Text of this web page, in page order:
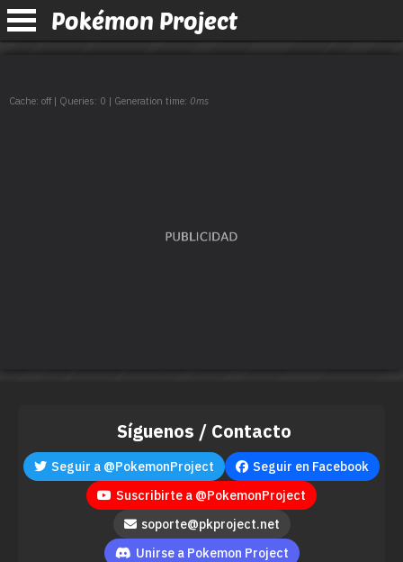
Pokémon Project
Cache: off | Queries: 0 | Generation time: 0ms
Síguenos / Contacto
Seguir a @PokemonProject
Seguir en Facebook
Suscribirte a @PokemonProject
soporte@pkproject.net
Unirse a Pokemon Project